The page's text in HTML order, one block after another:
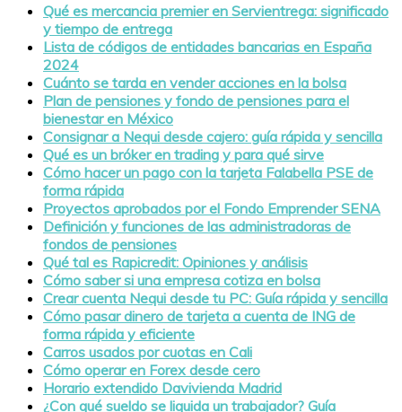
Qué es mercancia premier en Servientrega: significado
y tiempo de entrega
Lista de códigos de entidades bancarias en España
2024
Cuánto se tarda en vender acciones en la bolsa
Plan de pensiones y fondo de pensiones para el
bienestar en México
Consignar a Nequi desde cajero: guía rápida y sencilla
Qué es un bróker en trading y para qué sirve
Cómo hacer un pago con la tarjeta Falabella PSE de
forma rápida
Proyectos aprobados por el Fondo Emprender SENA
Definición y funciones de las administradoras de
fondos de pensiones
Qué tal es Rapicredit: Opiniones y análisis
Cómo saber si una empresa cotiza en bolsa
Crear cuenta Nequi desde tu PC: Guía rápida y sencilla
Cómo pasar dinero de tarjeta a cuenta de ING de
forma rápida y eficiente
Carros usados por cuotas en Cali
Cómo operar en Forex desde cero
Horario extendido Davivienda Madrid
¿Con qué sueldo se liquida un trabajador? Guía